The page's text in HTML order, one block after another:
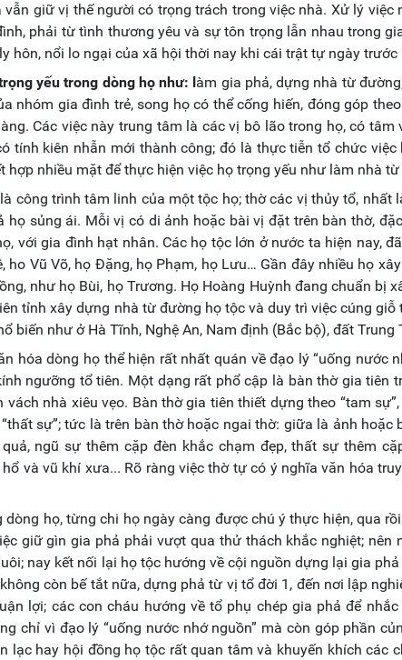
giữ vị thế người có trọng trách trong việc nhà. Xử lý việc
phải từ tình thương yêu và sự tôn trọng lẫn nhau trong
hôn, nổi lo ngại của xã hội thời nay khi cái trật tự ngày
yếu trong dòng họ như: làm gia phả, dựng nhà từ
nhóm gia đình trẻ, song họ có thể cống hiến, đóng góp
Các việc này trung tâm là các vị bô lão trong họ, có
tính kiên nhẫn mới thành công; đó là thực tiễn tổ chức
hợp nhiều mặt để thực hiện việc họ trọng yếu như làm nhà
công trình tâm linh của một tộc họ; thờ các vị thủy tổ, nhất
họ sủng ái. Mỗi vị có di ảnh hoặc bài vị đặt trên bàn thờ,
với gia đình hạt nhân. Các họ tộc lớn ở nước ta hiện nay,
ho Vũ Võ, họ Đặng, họ Phạm, họ Lưu… Gần đây nhiều họ
như họ Bùi, họ Trương. Họ Hoàng Huỳnh đang chuẩn bị
tỉnh xây dựng nhà từ đường họ tộc và duy trì việc cúng
biến như ở Hà Tĩnh, Nghệ An, Nam định (Bắc bộ), đất
hóa dòng họ thể hiện rất nhất quán về đạo lý “uống nước
ngưỡng tổ tiên. Một dạng rất phổ cập là bàn thờ gia tiên
vách nhà xiêu vẹo. Bàn thờ gia tiên thiết dựng theo “tam
sự”; tức là trên bàn thờ hoặc ngai thờ: giữa là ảnh hoặc
ngũ sự thêm cặp đèn khắc chạm đẹp, thất sự thêm
và vũ khí xưa... Rõ ràng việc thờ tự có ý nghĩa văn hóa
dòng họ, từng chi họ ngày càng được chú ý thực hiện, qua
giữ gìn gia phả phải vượt qua thử thách khắc nghiệt; nên
nay kết nối lại họ tộc hướng về cội nguồn dựng lại gia
còn bế tắt nữa, dựng phả từ vị tổ đời 1, đến nơi lập
lợi; các con cháu hướng về tổ phụ chép gia phả để
chỉ vì đạo lý “uống nước nhớ nguồn” mà còn góp phần
lạc hay hội đồng họ tộc rất quan tâm và khuyến khích các